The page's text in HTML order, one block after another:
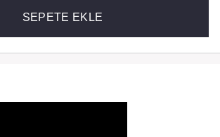
SEPETE EKLE